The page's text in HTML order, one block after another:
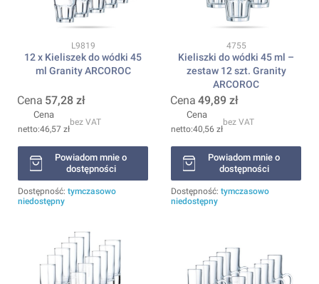
Kod produktu
L9819
12 x Kieliszek do wódki 45
ml Granity ARCOROC
Cena 57,28 zł
Cena
46,57 zł
bez VAT
Powiadom mnie o
dostępności
Dostępność: tymczasowo
niedostępny
Kod produktu
4755
Kieliszki do wódki 45 ml –
zestaw 12 szt. Granity
ARCOROC
Cena 49,89 zł
Cena
40,56 zł
bez VAT
Powiadom mnie o
dostępności
Dostępność: tymczasowo
niedostępny